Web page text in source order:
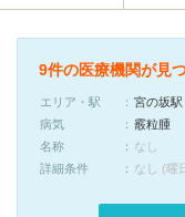
9件の医療機関が見
エリア・駅
宮の坂駅
病気
霰粒腫
名称
なし
詳細条件
なし (曜